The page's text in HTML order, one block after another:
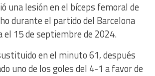
una lesión en el bíceps femoral de
durante el partido del Barcelona
el 15 de septiembre de 2024.
en el minuto 61, después
uno de los goles del 4-1 a favor de